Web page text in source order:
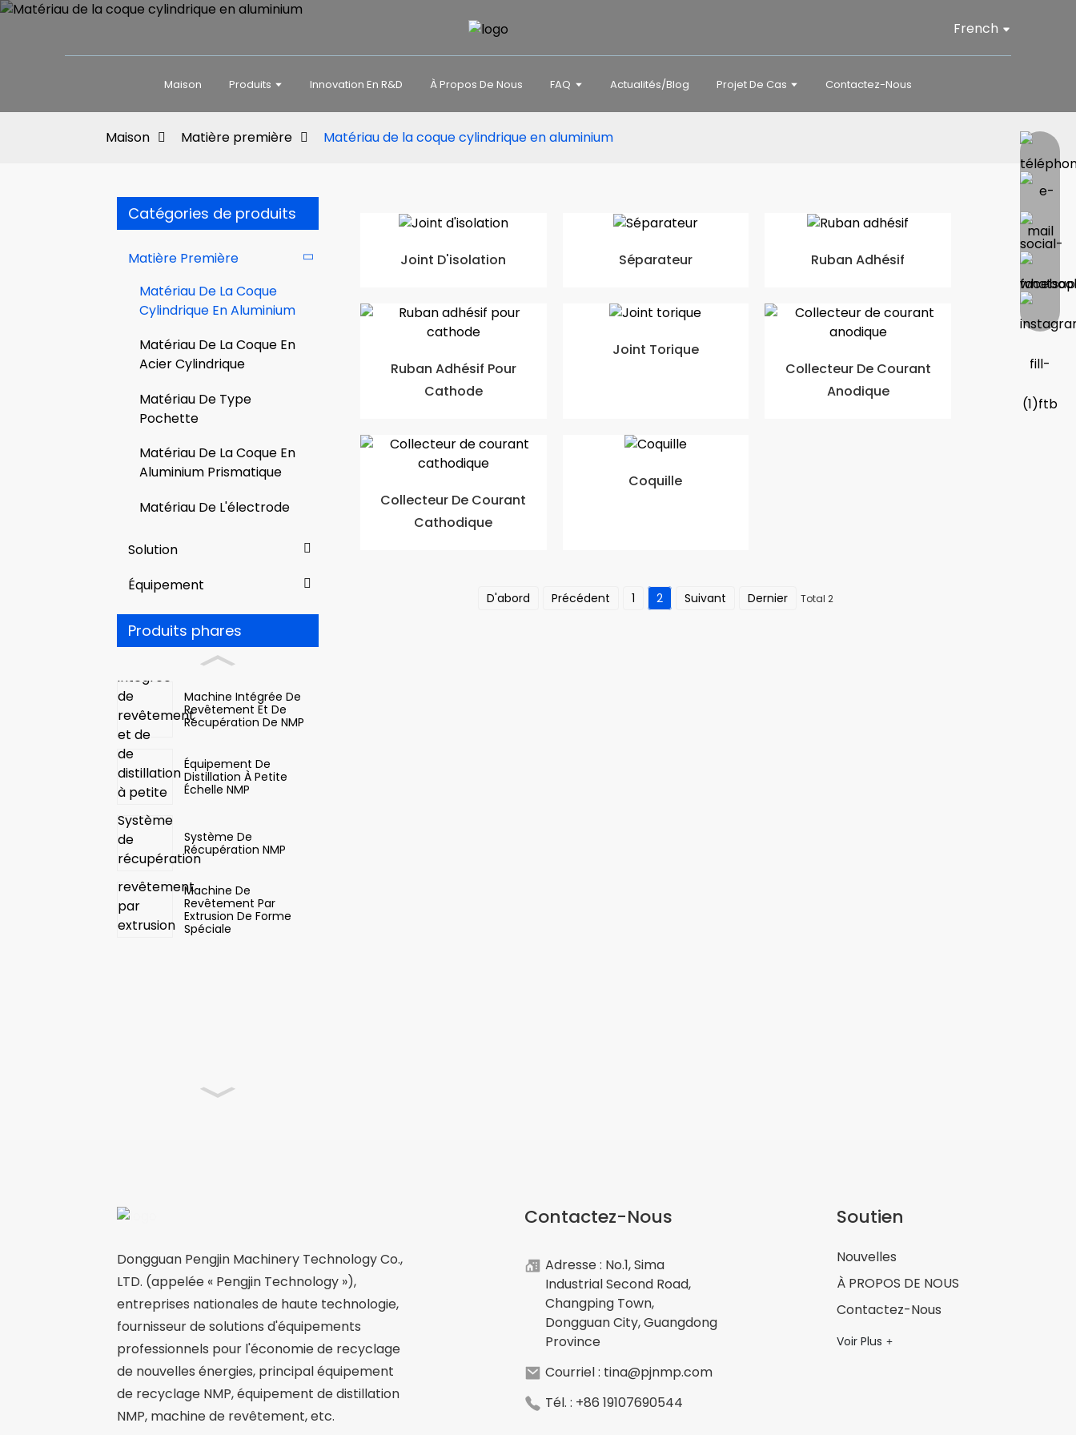
French
Maison Produits Innovation En R&D À Propos De Nous FAQ Actualités/blog Projet De Cas Contactez-Nous
Maison Matière première Matériau de la coque cylindrique en aluminium
Catégories de produits
Matière Première
Matériau De La Coque
Cylindrique En Aluminium
Matériau De La Coque En
Acier Cylindrique
Matériau De Type
Pochette
Matériau De La Coque En
Aluminium Prismatique
Matériau De L'électrode
Solution
Équipement
Produits phares
Machine Intégrée De
Revêtement Et De
Récupération De NMP
Équipement De
Distillation À Petite
Échelle NMP
Système De
Récupération NMP
Machine De
Revêtement Par
Extrusion De Forme
Spéciale
Joint D'isolation Séparateur Ruban Adhésif
Ruban Adhésif Pour
Cathode
Joint Torique
Collecteur De Courant
Anodique
Collecteur De Courant
Cathodique
Coquille
D'abord Précédent 1 2 Suivant Dernier Total 2
Dongguan Pengjin Machinery Technology Co.,
LTD. (appelée « Pengjin Technology »),
entreprises nationales de haute technologie,
fournisseur de solutions d'équipements
professionnels pour l'économie de recyclage
de nouvelles énergies, principal équipement
de recyclage NMP, équipement de distillation
NMP, machine de revêtement, etc.
Contactez-Nous
Adresse : No.1, Sima
Industrial Second Road,
Changping Town,
Dongguan City, Guangdong
Province
Courriel : tina@pjnmp.com
Tél. : +86 19107690544
Soutien
Nouvelles
À PROPOS DE NOUS
Contactez-Nous
Voir Plus